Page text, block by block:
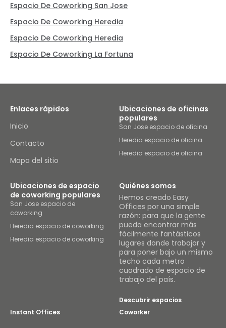
Espacio De Coworking San Jose
Espacio De Coworking Heredia
Espacio De Coworking Heredia
Espacio De Coworking La Fortuna
Enlaces rápidos
Inicio
Contacto
Mapa del sitio
Ubicaciones de oficinas
populares
San Jose espacio de oficina
Heredia espacio de oficina
Heredia espacio de oficina
Ubicaciones de espacio
de coworking populares
San Jose espacio de
coworking
Heredia espacio de coworking
Heredia espacio de coworking
Quiénes somos
Hemos creado Easy
Offices por una simple
razón: para que la gente
pueda encontrar más
fácilmente fantásticos
lugares donde trabajar y
para poner bajo un mismo
techo cada metro
cuadrado de espacio de
trabajo del país.
Descubrir espacios
Instant Offices
Coworker